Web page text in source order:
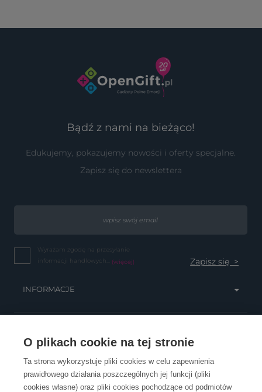
O plikach cookie na tej stronie
Ta strona wykorzystuje pliki cookies w celu zapewnienia
prawidłowego działania poszczególnych jej funkcji (pliki
cookies własne) oraz pliki cookies pochodzące od podmiotów
Bądź z nami na bieżąco!
Edukujemy, pokazujemy nowości i oferty specjalne.
Zapisz się do newslettera
Wyrażam zgodę na przesyłanie
informacji handlowych... (więcej)
INFORMACJE
OBSŁUGA KLIENTA
KONTAKT